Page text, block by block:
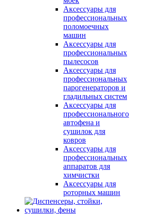
Аксессуары для
профессиональных
поломоечных
машин
Аксессуары для
профессиональных
пылесосов
Аксессуары для
профессиональных
парогенераторов и
гладильных систем
Аксессуары для
профессионального
автофена и
сушилок для
ковров
Аксессуары для
профессиональных
аппаратов для
химчистки
Аксессуары для
роторных машин